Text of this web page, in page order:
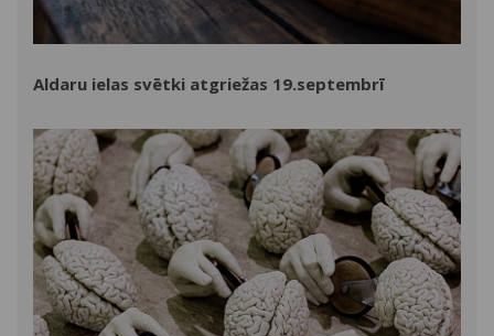
Aldaru ielas svētki atgriežas 19.septembrī